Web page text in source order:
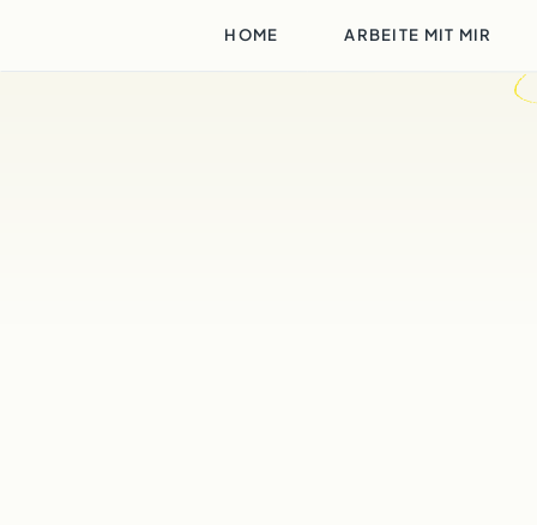
HOME ARBEITE MIT MIR